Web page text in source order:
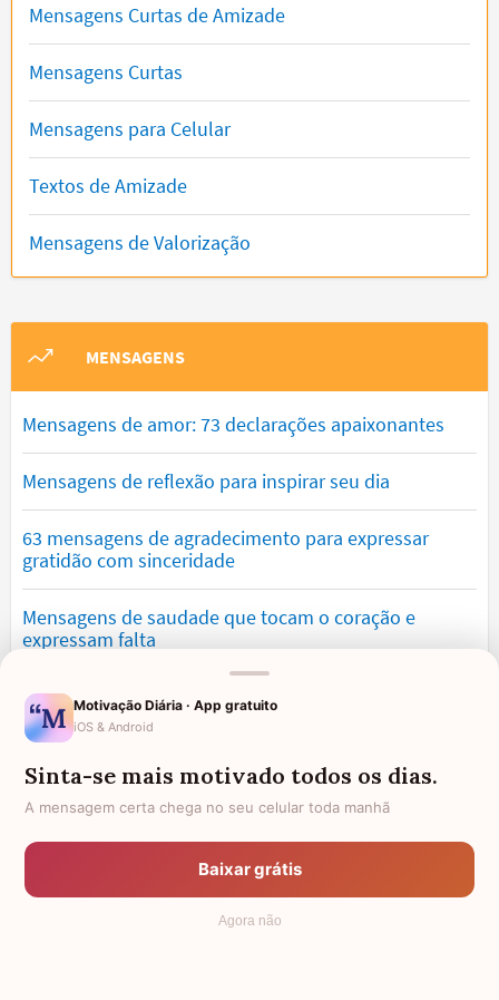
Mensagens Curtas de Amizade
Mensagens Curtas
Mensagens para Celular
Textos de Amizade
Mensagens de Valorização
MENSAGENS
Mensagens de amor: 73 declarações apaixonantes
Mensagens de reflexão para inspirar seu dia
63 mensagens de agradecimento para expressar
gratidão com sinceridade
Mensagens de saudade que tocam o coração e
expressam falta
Mensagens de otimismo que vão encher você de
confiança
Mensagens para namorado: declare o seu amor com
palavras lindas
Mensagens de desculpa sinceras para corrigir erros e
Motivação Diária · App gratuito
iOS & Android
Sinta-se mais motivado todos os dias.
A mensagem certa chega no seu celular toda manhã
Baixar grátis
Agora não